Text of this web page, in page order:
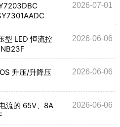
2026-07-01
型 LED 恒流控
2026-06-06
升压/升降压
2026-06-06
流的 65V、8A
2026-06-06